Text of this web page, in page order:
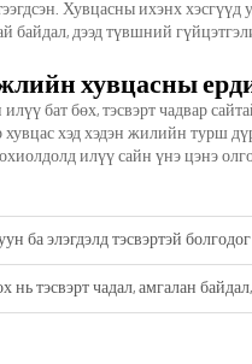
Хувцасны ихэнх
байдал, дээд түвшний
хувцасны
илүү бат бөх, тэсвэрт чадвар
хувцас хэд хэдэн жилийн турш
илүү сайн үнэ цэнэ
ба элэгдэлд тэсвэртэй
нь тэсвэрт чадал, амгалан